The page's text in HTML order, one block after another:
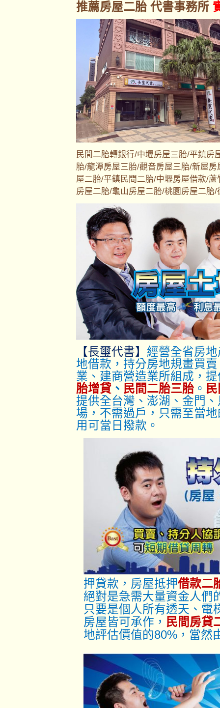
推薦房屋二胎 代書事務所
民間二胎轉銀行/中壢房屋三胎/平鎮房
胎/龍潭房屋三胎/觀音房屋三胎/新屋
屋二胎/平鎮民間二胎/中壢房屋借款/
房屋二胎/龜山房屋二胎/桃園房屋二胎/
【長璽代書】 經營全省房
地借款，持分房地規畫買
業、建商營造業所組成，
胎增貸 、 民間二胎三胎 。
提供全台灣、澎湖、金門
場，不需過戶，只需至當
用可當日撥款。
押貸款，房屋抵押借款二
絕對是急需大量資金人們
只要是個人所有透天、電
房屋皆可承作， 民間房貸
地評估價值的80%，當然